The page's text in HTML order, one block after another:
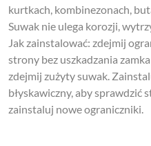
kurtkach, kombinezonach,
Suwak nie ulega korozji,
Jak zainstalować: zdejmij
strony bez uszkadzania
zdejmij zużyty suwak.
błyskawiczny, aby sprawdzić
zainstaluj nowe ograniczniki.